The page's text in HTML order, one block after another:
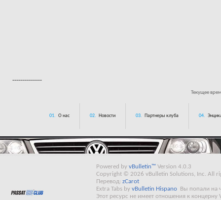
---------------
Текущее
01. О нас 02. Новости 03. Партнеры клуба 04.
Powered by vBulletin™ Version 4.0.3
Copyright © 2026 vBulletin Solutions, Inc. All
Перевод: zCarot
Extra Tabs by vBulletin Hispano
Вы попали на
Этот ресурс не имеет отношения к концерну